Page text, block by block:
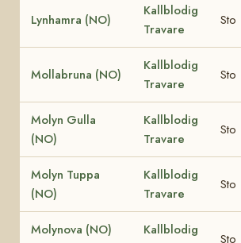
Lynhamra (NO)
Kallblodig
Travare
Sto
Mollabruna (NO)
Kallblodig
Travare
Sto
Molyn Gulla
(NO)
Kallblodig
Travare
Sto
Molyn Tuppa
(NO)
Kallblodig
Travare
Sto
Molynova (NO)
Kallblodig
Sto